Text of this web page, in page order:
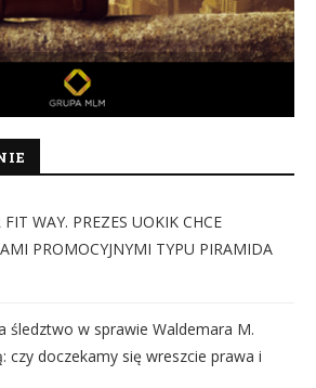
WAY. PREZES UOKIK CHCE
PROMOCYJNYMI TYPU PIRAMIDA
śledztwo w sprawie Waldemara M.
czy doczekamy się wreszcie prawa i